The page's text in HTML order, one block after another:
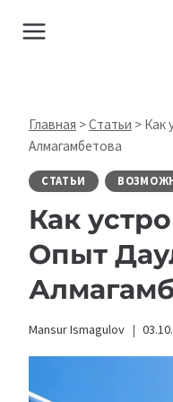
Главная >Статьи > Как
Алмагамбетова
СТАТЬИ
Как
Опыт
Mansur Ismagulov